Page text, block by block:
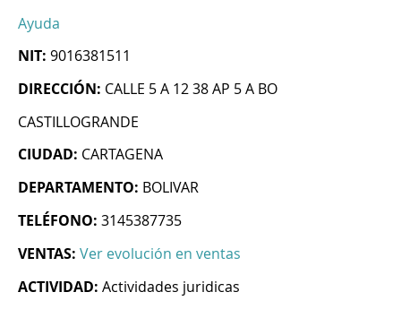
Ayuda
NIT: 9016381511
DIRECCIÓN: CALLE 5 A 12 38 AP 5 A BO
CASTILLOGRANDE
CIUDAD: CARTAGENA
DEPARTAMENTO: BOLIVAR
TELÉFONO: 3145387735
VENTAS: Ver evolución en ventas
ACTIVIDAD: Actividades juridicas